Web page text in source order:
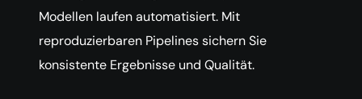
Modellen laufen automatisiert. Mit
reproduzierbaren Pipelines sichern Sie
konsistente Ergebnisse und Qualität.